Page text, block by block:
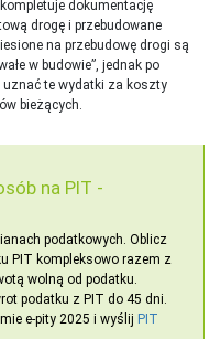
dokumentację
drogę i przebudowane
na przebudowę drogi są
w budowie”, jednak po
uznać te wydatki za koszty
bieżących.
na PIT -
podatkowych. Oblicz
PIT kompleksowo razem z
wolną od podatku.
podatku z PIT do 45 dni.
e-pity 2025 i wyślij PIT